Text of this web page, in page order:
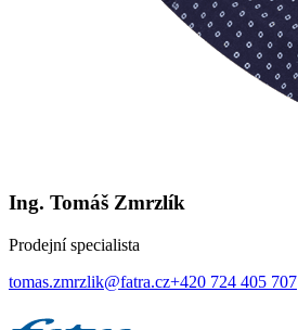
Ing. Tomáš Zmrzlík
Prodejní specialista
tomas.zmrzlik@fatra.cz+420 724 405 707